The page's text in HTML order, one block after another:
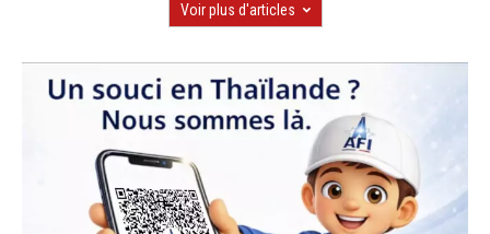
Voir plus d'articles